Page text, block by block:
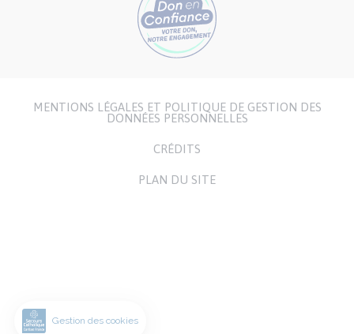
MENTIONS LÉGALES ET POLITIQUE DE GESTION DES
DONNÉES PERSONNELLES
CRÉDITS
PLAN DU SITE